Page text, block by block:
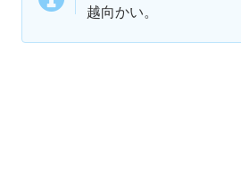
越向かい。